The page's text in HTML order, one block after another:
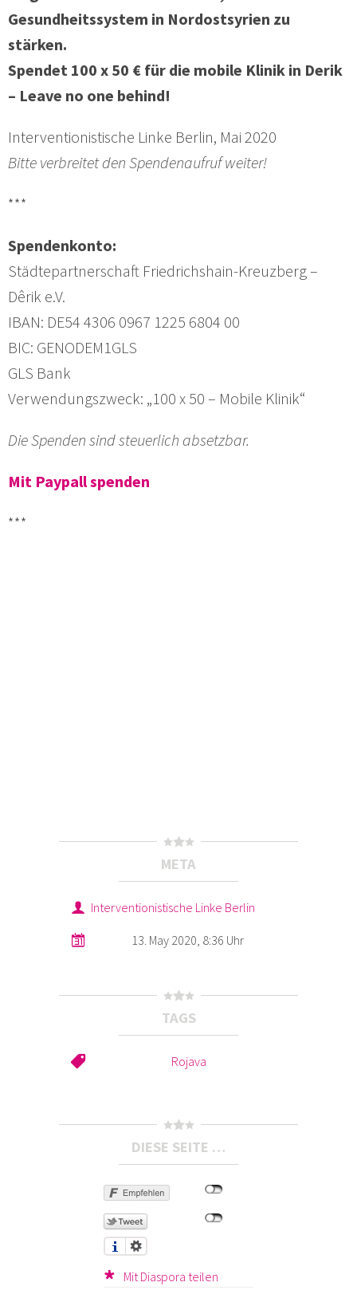
Gesundheitssystem in Nordostsyrien zu
stärken.
Spendet 100 x 50 € für die mobile Klinik in Derik
– Leave no one behind!
Interventionistische Linke Berlin, Mai 2020
Bitte verbreitet den Spendenaufruf weiter!
***
Spendenkonto:
Städtepartnerschaft Friedrichshain-Kreuzberg –
Dêrik e.V.
IBAN: DE54 4306 0967 1225 6804 00
BIC: GENODEM1GLS
GLS Bank
Verwendungszweck: „100 x 50 – Mobile Klinik“
Die Spenden sind steuerlich absetzbar.
Mit Paypall spenden
***
META
Interventionistische Linke Berlin
13. May 2020, 8:36 Uhr
TAGS
Rojava
DIESE SEITE …
Mit Diaspora teilen